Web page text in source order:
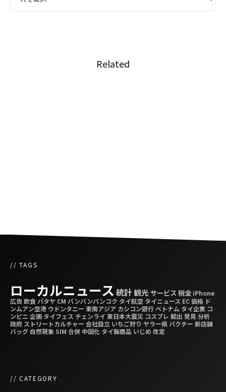
Related
// TAGS
ローカルニュース 統計観光 サービス 税金 iPhone
広告飲食パタヤ CM バンバンバンコク タイ航空 タイニュース EC価格 ド
ンムアン空港 ウドンタニー 東南アジア カシコン銀行 ベトナム タイ企業 コ
ンビニ 企画 タイフェス チェンライ 東日本大震災 コスプレ 輸出 発見分析
政府 ストリートカルチャー 会社設立 いちご狩り ヤラー県パクチー 新店舗
バッグ 自然現象 SIM 合併 中国化 タイ飯商品 いじめ 改定
// CATEGORY